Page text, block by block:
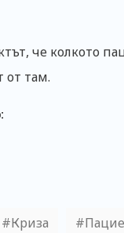
че колкото
от там.
Криза